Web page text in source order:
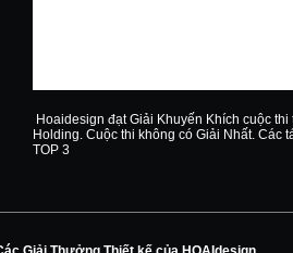
Hoaidesign đạt Giải Khuyến Khích cuộc
Holding. Cuộc thi không có Giải Nhất. Các
TOP 3